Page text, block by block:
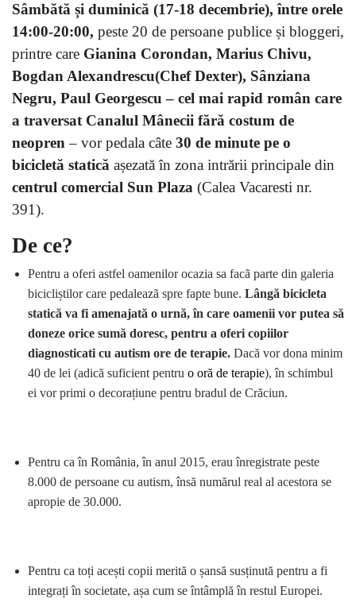
Sâmbătă și duminică (17-18 decembrie), între orele
14:00-20:00, peste 20 de persoane publice și bloggeri,
printre care Gianina Corondan, Marius Chivu,
Bogdan Alexandrescu(Chef Dexter), Sânziana
Negru, Paul Georgescu – cel mai rapid român care
a traversat Canalul Mânecii fără costum de
neopren– vor pedala câte 30 de minute pe o
bicicletă statică așezată în zona intrării principale din
centrul comercial Sun Plaza (Calea Vacaresti nr.
391).
De ce?
Pentru a oferi astfel oamenilor ocazia sa facã parte din galeria
bicicliștilor care pedaleazã spre fapte bune. Lângă bicicleta
statică va fi amenajată o urnă, în care oamenii vor putea să
doneze orice sumă doresc, pentru a oferi copiilor
diagnosticati cu autism ore de terapie. Dacă vor dona minim
40 de lei (adică suficient pentru o oră de terapie), în schimbul
ei vor primi o decorațiune pentru bradul de Crăciun.
Pentru ca în România, în anul 2015, erau înregistrate peste
8.000 de persoane cu autism, însă numărul real al acestora se
apropie de 30.000.
Pentru ca toți acești copii merită o șansă susținută pentru a fi
integrați în societate, așa cum se întâmplă în restul Europei.